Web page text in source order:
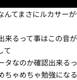
んてまさにルカサー
来るって事はこの音
て
タなのか確認出来る
ちゃめちゃ勉強になる